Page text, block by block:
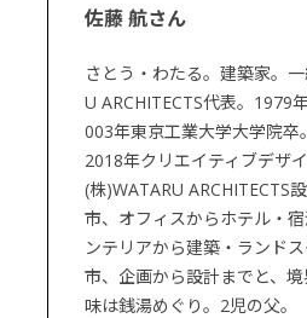
佐藤 航さん
さとう・わたる。建築家。
U ARCHITECTS代表。1979
003年東京工業大学大学院卒
2018年クリエイティブデザ
(株)WATARU ARCHITECTS
市、オフィスからホテル・
ンテリアから建築・ランド
市、企画から設計までと、
味は銭湯めぐり。2児の父。